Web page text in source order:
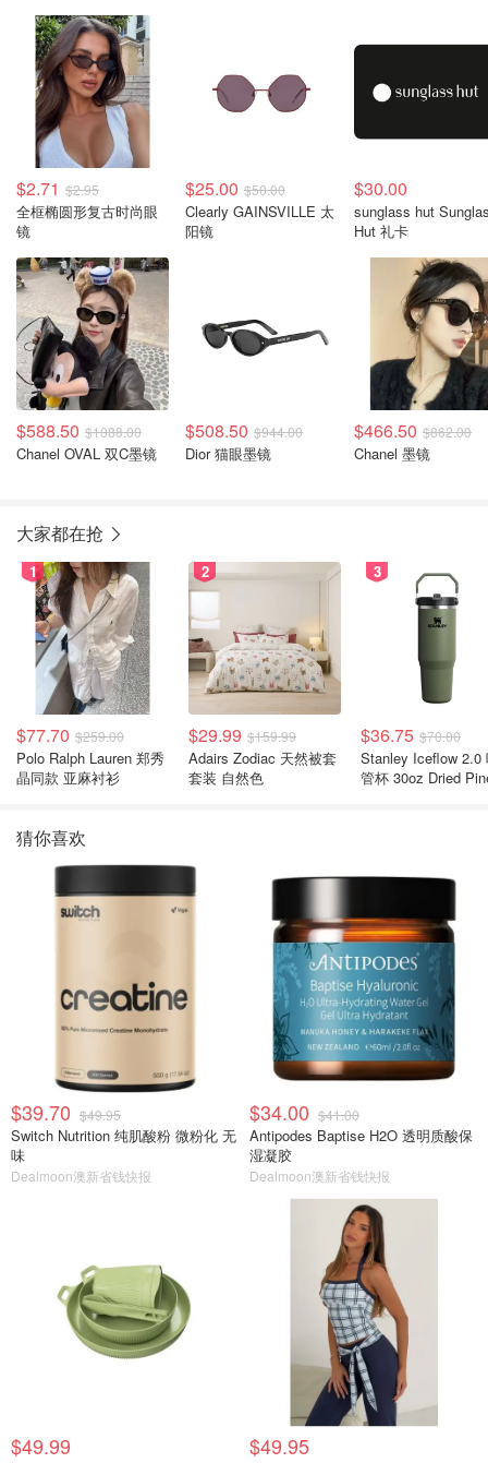
$2.71 $2.95
全框椭圆形复古时尚眼
镜
$25.00 $50.00
Clearly GAINSVILLE 太
阳镜
$30.00
sunglass hut
Hut 礼卡
$588.50 $1088.00
Chanel OVAL 双C墨镜
$508.50 $944.00
Dior 猫眼墨镜
$466.50 $862.00
Chanel 墨镜
大家都在抢
1
$77.70 $259.00
Polo Ralph Lauren 郑秀
晶同款 亚麻衬衫
2
$29.99 $159.99
Adairs Zodiac 天然被套
套装 自然色
3
$36.75 $70.00
Stanley Iceflow 2.0 吸
管杯 30oz Dried
猜你喜欢
$39.70 $49.95
Switch Nutrition 纯肌酸粉 微粉化 无
味
Dealmoon澳新省钱快报
$34.00 $41.00
Antipodes Baptise H2O 透明质酸保
湿凝胶
Dealmoon澳新省钱快报
$49.99 $49.95